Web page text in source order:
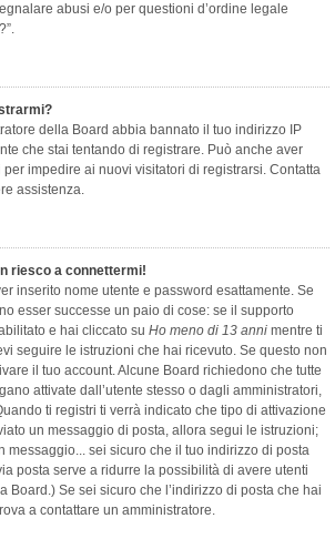
abusi e/o per questioni d’ordine legale
della Board abbia bannato il tuo indirizzo IP
che stai tentando di registrare. Può anche aver
impedire ai nuovi visitatori di registrarsi. Contatta
assistenza.
riesco a connettermi!
inserito nome utente e password esattamente. Se
esser successe un paio di cose: se il supporto
e hai cliccato su Ho meno di 13 anni mentre ti
seguire le istruzioni che hai ricevuto. Se questo non
il tuo account. Alcune Board richiedono che tutte
attivate dall’utente stesso o dagli amministratori,
ti registri ti verrà indicato che tipo di attivazione
un messaggio di posta, allora segui le istruzioni;
messaggio... sei sicuro che il tuo indirizzo di posta
posta serve a ridurre la possibilità di avere utenti
Board.) Se sei sicuro che l’indirizzo di posta che hai
a contattare un amministratore.